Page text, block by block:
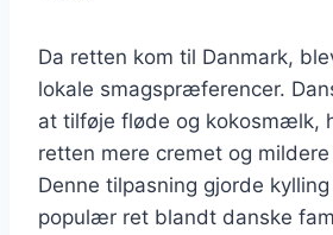
Da retten kom til Danmark,
lokale smagspræferencer.
at tilføje fløde og kokosmælk,
retten mere cremet og
Denne tilpasning gjorde
populær ret blandt danske